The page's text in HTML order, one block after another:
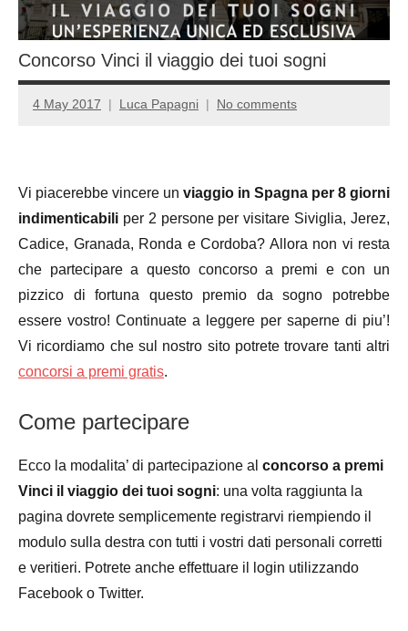
Concorso Vinci il viaggio dei tuoi sogni
4 May 2017 Luca Papagni No comments
Vi piacerebbe vincere un viaggio in Spagna per 8 giorni
indimenticabili per 2 persone per visitare Siviglia, Jerez,
Cadice, Granada, Ronda e Cordoba? Allora non vi resta
che partecipare a questo concorso a premi e con un
pizzico di fortuna questo premio da sogno potrebbe
essere vostro! Continuate a leggere per saperne di piu’!
Vi ricordiamo che sul nostro sito potrete trovare tanti altri
concorsi a premi gratis.
Come partecipare
Ecco la modalita’ di partecipazione al concorso a premi
Vinci il viaggio dei tuoi sogni: una volta raggiunta la
pagina dovrete semplicemente registrarvi riempiendo il
modulo sulla destra con tutti i vostri dati personali corretti
e veritieri. Potrete anche effettuare il login utilizzando
Facebook o Twitter.